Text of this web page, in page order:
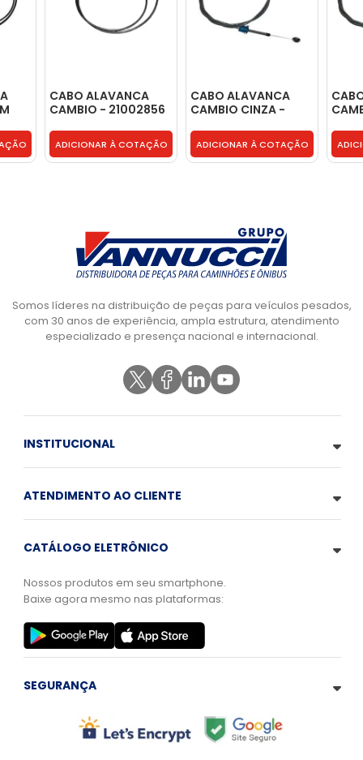
CABO ALAVANCA
CAMBIO - 21002856
ADICIONAR À COTAÇÃO
CABO ALAVANCA
CAMBIO CINZA -
ADICIONAR À COTAÇÃO
Somos líderes na distribuição de peças para veículos pesados,
com 30 anos de experiência, ampla estrutura, atendimento
especializado e presença nacional e internacional.
INSTITUCIONAL
ATENDIMENTO AO CLIENTE
CATÁLOGO ELETRÔNICO
Nossos produtos em seu smartphone.
Baixe agora mesmo nas plataformas:
SEGURANÇA